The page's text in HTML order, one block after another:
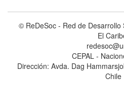
© ReDeSoc - Red de
El
CEPAL -
Dirección: Avda. Dag
Chile